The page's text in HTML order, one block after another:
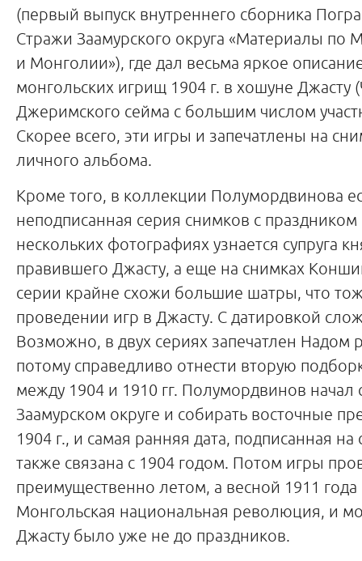
(первый выпуск внутреннего сборника
Стражи Заамурского округа «Материалы по
и Монголии»), где дал весьма яркое
монгольских игрищ 1904 г. в хошуне Джасту
Джеримского сейма с большим числом
Скорее всего, эти игры и запечатлены на
личного альбома.
Кроме того, в коллекции Полумордвинова
неподписанная серия снимков с
нескольких фотографиях узнается супруга
правившего Джасту, а еще на снимках
серии крайне схожи большие шатры, что
проведении игр в Джасту. С датировкой
Возможно, в двух сериях запечатлен Надом
потому справедливо отнести вторую
между 1904 и 1910 гг. Полумордвинов начал
Заамурском округе и собирать восточные
1904 г., и самая ранняя дата, подписанная на
также связана с 1904 годом. Потом игры
преимущественно летом, а весной 1911 года
Монгольская национальная революция, и
Джасту было уже не до праздников.